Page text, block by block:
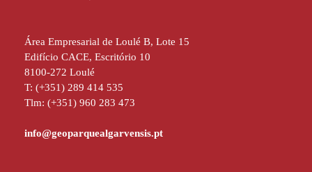
Área Empresarial de Loulé B, Lote 15
Edifício CACE, Escritório 10
8100-272 Loulé
T: (+351) 289 414 535
Tlm: (+351) 960 283 473